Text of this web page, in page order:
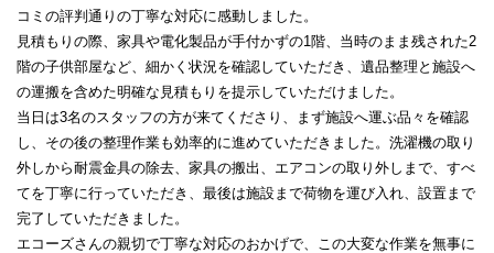
コミの評判通りの丁寧な対応に感動しました。
見積もりの際、家具や電化製品が手付かずの1階、当時のまま残された2
階の子供部屋など、細かく状況を確認していただき、遺品整理と施設へ
の運搬を含めた明確な見積もりを提示していただけました。
当日は3名のスタッフの方が来てくださり、まず施設へ運ぶ品々を確認
し、その後の整理作業も効率的に進めていただきました。洗濯機の取り
外しから耐震金具の除去、家具の搬出、エアコンの取り外しまで、すべ
てを丁寧に行っていただき、最後は施設まで荷物を運び入れ、設置まで
完了していただきました。
エコーズさんの親切で丁寧な対応のおかげで、この大変な作業を無事に